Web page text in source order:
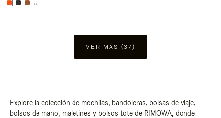
+5
VER MÁS (37)
Explore la colección de mochilas, bandoleras, bolsas de viaje,
bolsos de mano, maletines y bolsos tote de RIMOWA, donde